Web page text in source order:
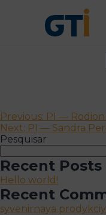
Navegação
de
artigos
Previous: PI — Rodion
Next: PI — Sandra
Pesquisar
Recent Posts
Hello world!
Recent
syvenirnaya